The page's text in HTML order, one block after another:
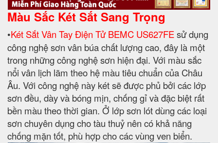
Màu Sắc Két Sắt Sang Trọng
•Két Sắt Vân Tay Điện Tử BEMC US627FEsử dụng
công nghệ sơn vân búa chất lượng cao, đây là một
trong những công nghệ sơn hiện đại. Với màu sắc
nổi vân lịch lãm theo hệ màu tiêu chuẩn của Châu
Âu. Với công nghệ này két sẽ được phủ bởi các lớp
sơn đều, dày và bóng mịn, chống gỉ và đặc biệt rất
bền màu theo thời gian. Ở lớp sơn lót dùng các loại
sơn chuyên dụng cho tàu thuỷ nên có khả năng
chống mặn tốt, phù hợp cho các vùng ven biển.